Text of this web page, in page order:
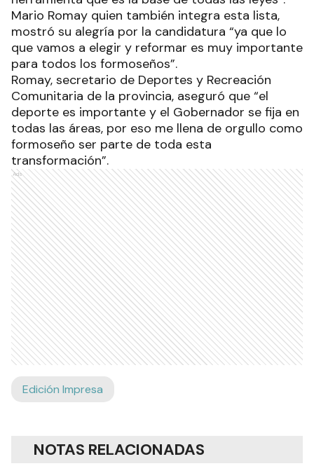
Mario Romay quien también integra esta lista,
mostró su alegría por la candidatura “ya que lo
que vamos a elegir y reformar es muy importante
para todos los formoseños”.
Romay, secretario de Deportes y Recreación
Comunitaria de la provincia, aseguró que “el
deporte es importante y el Gobernador se fija en
todas las áreas, por eso me llena de orgullo como
formoseño ser parte de toda esta
transformación”.
Ads
Edición Impresa
NOTAS RELACIONADAS